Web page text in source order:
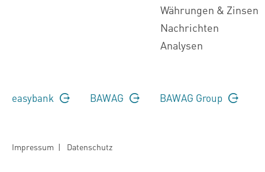
Währungen & Zinsen
Nachrichten
Analysen
easybank BAWAG BAWAG Group
Impressum | Datenschutz